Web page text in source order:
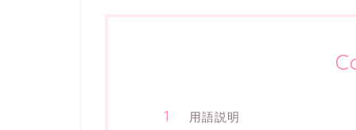
用語説明